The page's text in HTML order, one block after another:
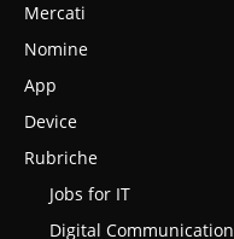
Mercati
Nomine
App
Device
Rubriche
Jobs for IT
Digital Communication